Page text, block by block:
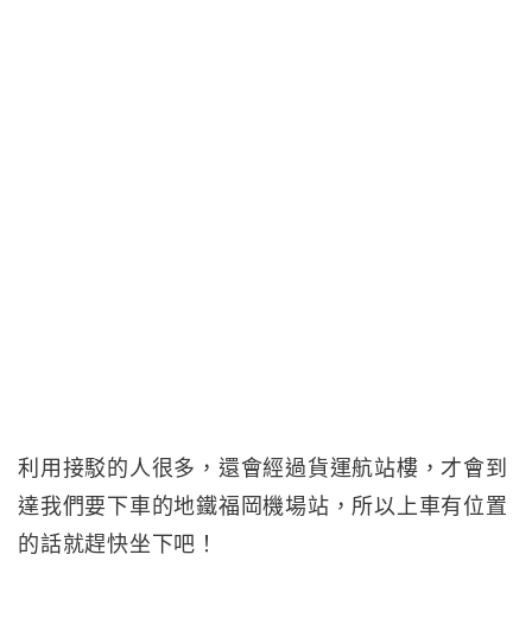
利用接駁的人很多，還會經過貨運航站樓，才會到
達我們要下車的地鐵福岡機場站，所以上車有位置
的話就趕快坐下吧！